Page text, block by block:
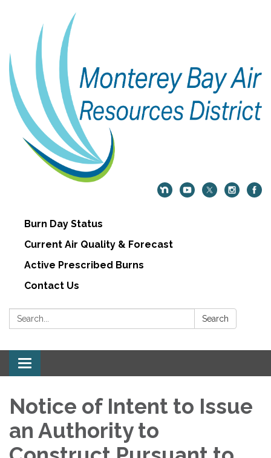
Burn Day Status
Current Air Quality & Forecast
Active Prescribed Burns
Contact Us
Search: Search
Toggle navigation
Notice of Intent to Issue
an Authority to